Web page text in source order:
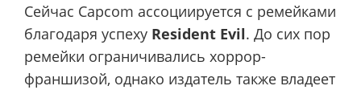
Сейчас Capcom ассоциируется с ремейками
благодаря успеху Resident Evil. До сих пор
ремейки ограничивались хоррор-
франшизой, однако издатель также владеет